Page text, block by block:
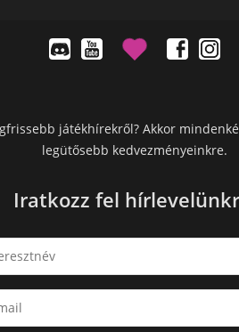
játékhírekről? Akkor
legütősebb kedvezményeinkre.
Iratkozz fel